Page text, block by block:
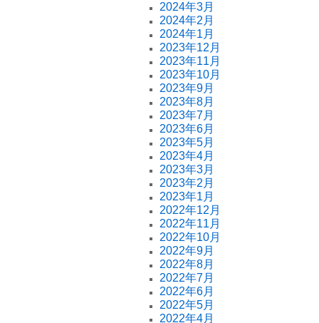
2024年3月
2024年2月
2024年1月
2023年12月
2023年11月
2023年10月
2023年9月
2023年8月
2023年7月
2023年6月
2023年5月
2023年4月
2023年3月
2023年2月
2023年1月
2022年12月
2022年11月
2022年10月
2022年9月
2022年8月
2022年7月
2022年6月
2022年5月
2022年4月